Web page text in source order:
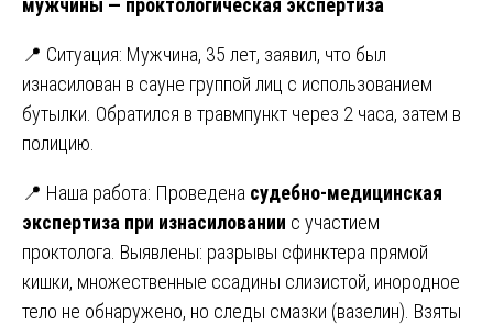
мужчины — проктологическая экспертиза
📍 Ситуация: Мужчина, 35 лет, заявил, что был
изнасилован в сауне группой лиц с использованием
бутылки. Обратился в травмпункт через 2 часа, затем в
полицию.
📍 Наша работа: Проведена судебно-медицинская
экспертиза при изнасиловании с участием
проктолога. Выявлены: разрывы сфинктера прямой
кишки, множественные ссадины слизистой, инородное
тело не обнаружено, но следы смазки (вазелин). Взяты